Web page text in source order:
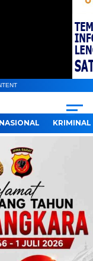
KRIMINAL